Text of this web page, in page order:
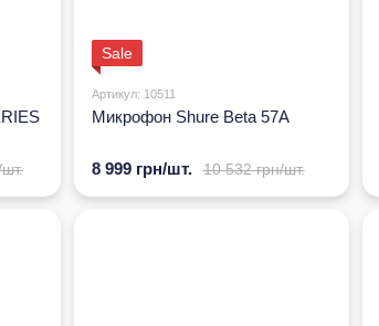
Sale
Артикул: 10511
Микрофон Shure Beta 57A
10 532 грн/шт.
8 999 грн/шт.